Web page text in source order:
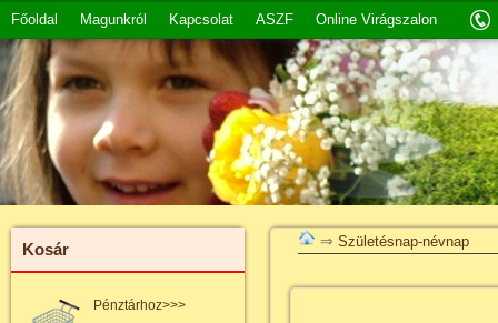
Főoldal Magunkról Kapcsolat ASZF Online Virágszalon
Kosár
Pénztárhoz>>>
⇒ Születésnap-névnap